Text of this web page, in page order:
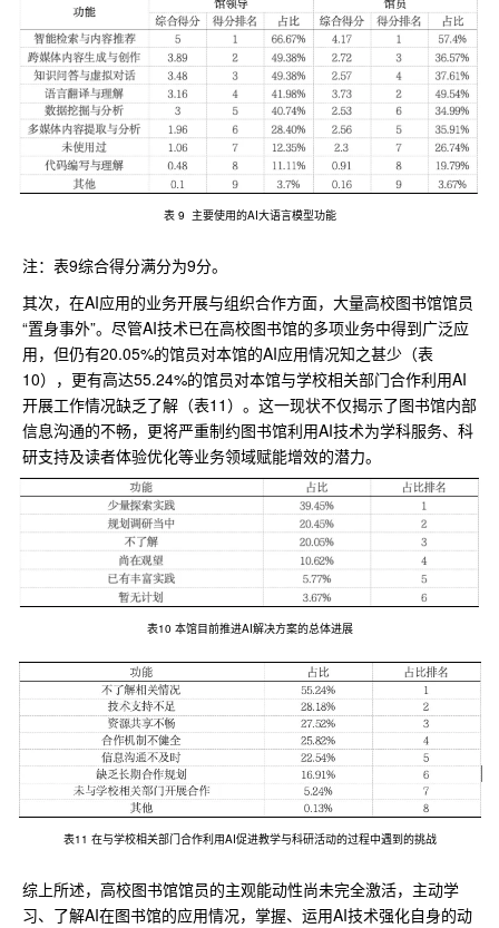
表 9 主要使用的AI大语言模型功能
注：表9综合得分满分为9分。
其次，在AI应用的业务开展与组织合作方面，大量高校图书馆馆员
“置身事外”。尽管AI技术已在高校图书馆的多项业务中得到广泛应
用，但仍有20.05%的馆员对本馆的AI应用情况知之甚少（表
10），更有高达55.24%的馆员对本馆与学校相关部门合作利用AI
开展工作情况缺乏了解（表11）。这一现状不仅揭示了图书馆内部
信息沟通的不畅，更将严重制约图书馆利用AI技术为学科服务、科
研支持及读者体验优化等业务领域赋能增效的潜力。
表10 本馆目前推进AI解决方案的总体进展
表11 在与学校相关部门合作利用AI促进教学与科研活动的过程中遇到的挑战
综上所述，高校图书馆馆员的主观能动性尚未完全激活，主动学
习、了解AI在图书馆的应用情况，掌握、运用AI技术强化自身的动